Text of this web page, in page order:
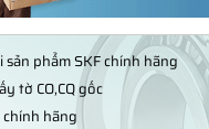
sản phẩm SKF chính hãng
tờ CO,CQ gốc
hãng